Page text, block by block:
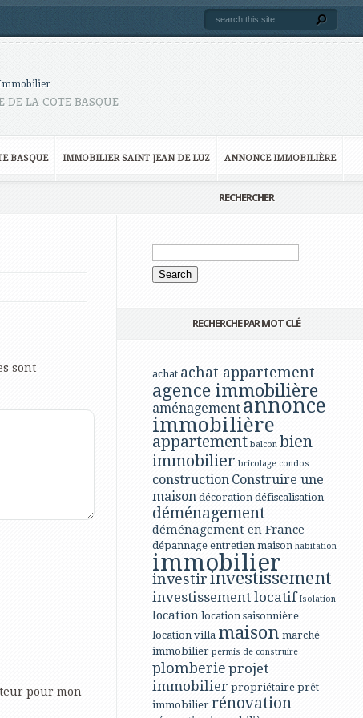
LA COTE BASQUE
BASQUE IMMOBILIER SAINT JEAN DE LUZ ANNONCE IMMOBILIÈRE
sont
pour mon
RECHERCHER
RECHERCHE PAR MOT CLÉ
achat achat appartement
agence immobilière
aménagement annonce
immobilière
appartement balcon bien
immobilier bricolage condos
construction Construire une
maison décoration défiscalisation
déménagement
déménagement en France
dépannage entretien maison habitation
immobilier
investirinvestissement
investissement locatif Isolation
location location saisonnière
location villa maison marché
immobilier permis de construire
plomberie projet
immobilier propriétaire prêt
immobilier rénovation